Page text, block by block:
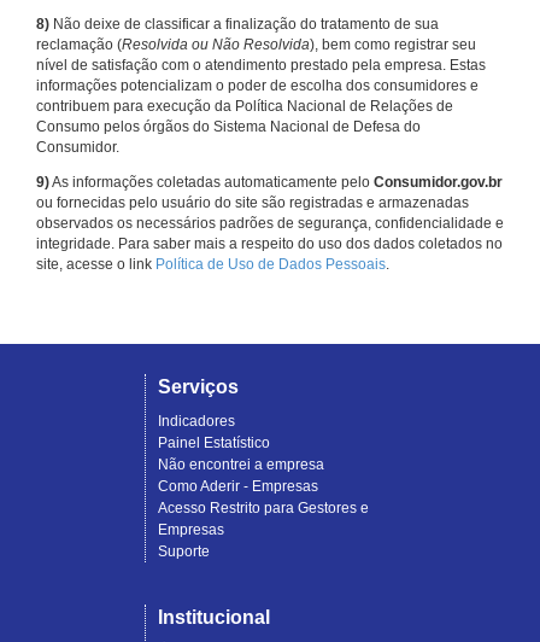
8) Não deixe de classificar a finalização do tratamento de sua
reclamação (Resolvida ou Não Resolvida), bem como registrar seu
nível de satisfação com o atendimento prestado pela empresa. Estas
informações potencializam o poder de escolha dos consumidores e
contribuem para execução da Política Nacional de Relações de
Consumo pelos órgãos do Sistema Nacional de Defesa do
Consumidor.
9)As informações coletadas automaticamente pelo Consumidor.gov.br
ou fornecidas pelo usuário do site são registradas e armazenadas
observados os necessários padrões de segurança, confidencialidade e
integridade. Para saber mais a respeito do uso dos dados coletados no
site, acesse o link Política de Uso de Dados Pessoais.
Serviços
Indicadores
Painel Estatístico
Não encontrei a empresa
Como Aderir - Empresas
Acesso Restrito para Gestores e
Empresas
Suporte
Institucional